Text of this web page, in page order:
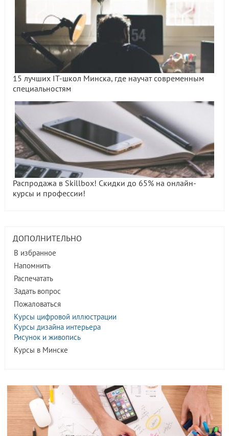
15 лучших IT-школ Минска, где научат современным
специальностям
Распродажа в Skillbox! Скидки до 65% на онлайн-
курсы и профессии!
ДОПОЛНИТЕЛЬНО
В избранное
Напомнить
Распечатать
Задать вопрос
Пожаловаться
Курсы цифровой иллюстрации
Курсы дизайна интерьера
Рисунок и живопись
Курсы в Минске